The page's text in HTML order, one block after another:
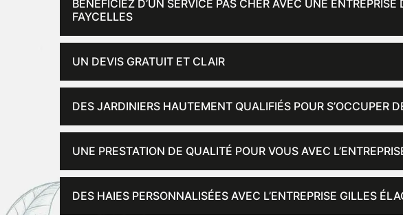
BÉNÉFICIEZ D’UN SERVICE PAS CHER AVEC UNE
FAYCELLES
UN DEVIS GRATUIT ET CLAIR
DES JARDINIERS HAUTEMENT QUALIFIÉS POUR S’OCCUPER
UNE PRESTATION DE QUALITÉ POUR VOUS AVEC
DES HAIES PERSONNALISÉES AVEC L’ENTREPRISE GILLES